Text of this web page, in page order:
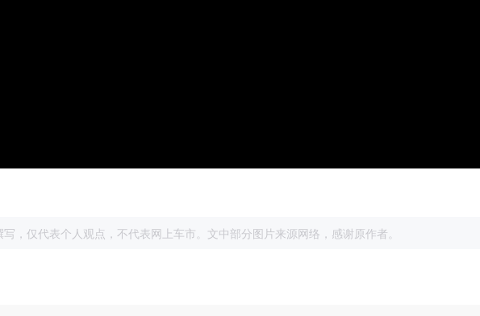
，仅代表个人观点，不代表网上车市。文中部分图片来源网络，感谢原作者。